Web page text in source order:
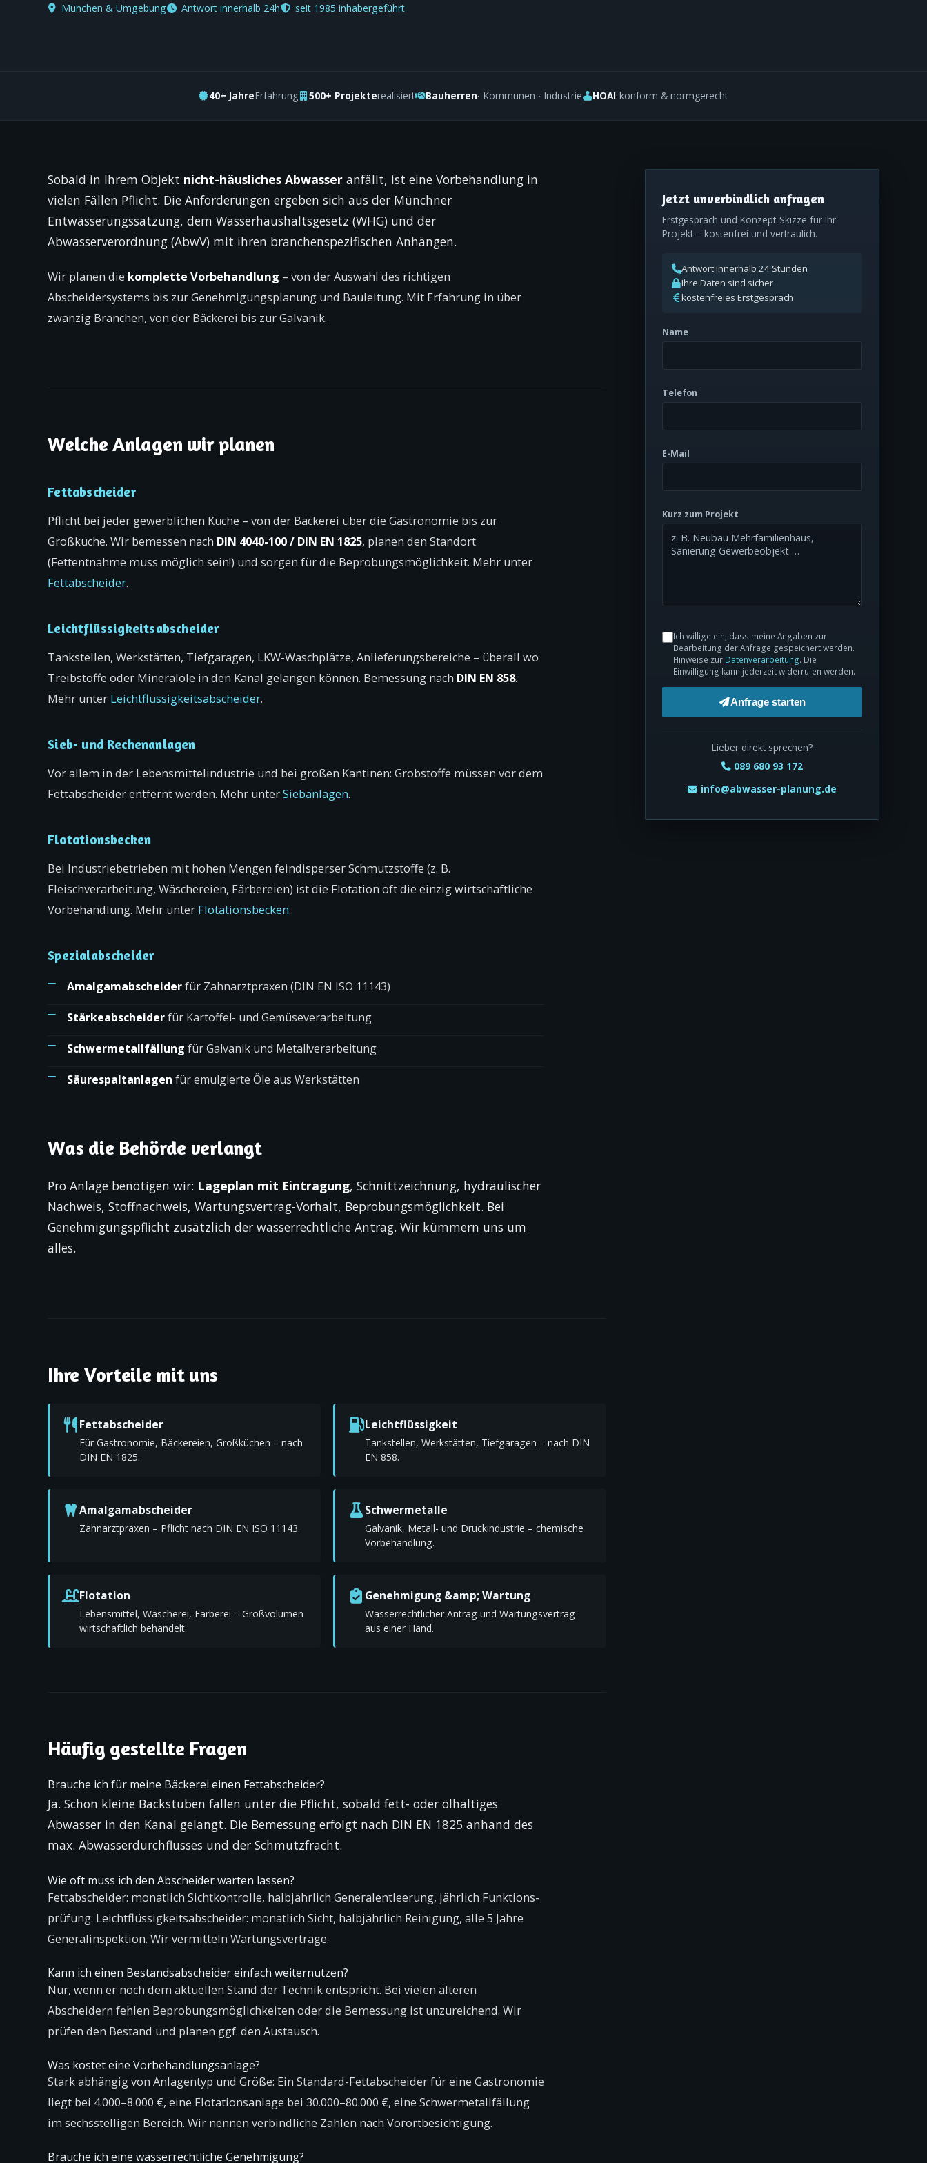
München & Umgebung Antwort innerhalb 24h seit 1985 inhabergeführt
40+ JahreErfahrung 500+ Projekterealisiert Bauherren· Kommunen · Industrie HOAI-konform & normgerecht
Sobald in Ihrem Objekt nicht-häusliches Abwasser anfällt, ist eine Vorbehandlung in
vielen Fällen Pflicht. Die Anforderungen ergeben sich aus der Münchner
Entwässerungs­satzung, dem Wasserhaushaltsgesetz (WHG) und der
Abwasserverordnung (AbwV) mit ihren branchenspezifischen Anhängen.
Wir planen die komplette Vorbehandlung – von der Auswahl des richtigen
Abscheidersystems bis zur Genehmigungs­planung und Bauleitung. Mit Erfahrung in über
zwanzig Branchen, von der Bäckerei bis zur Galvanik.
Welche Anlagen wir planen
Fettabscheider
Pflicht bei jeder gewerblichen Küche – von der Bäckerei über die Gastronomie bis zur
Großküche. Wir bemessen nach DIN 4040-100 / DIN EN 1825, planen den Standort
(Fettentnahme muss möglich sein!) und sorgen für die Beprobungs­möglichkeit. Mehr unter
Fettabscheider.
Leichtflüssigkeitsabscheider
Tankstellen, Werkstätten, Tiefgaragen, LKW-Waschplätze, Anlieferungs­bereiche – überall wo
Treibstoffe oder Mineralöle in den Kanal gelangen können. Bemessung nach DIN EN 858.
Mehr unter Leichtflüssigkeits­abscheider.
Sieb- und Rechenanlagen
Vor allem in der Lebensmittelindustrie und bei großen Kantinen: Grobstoffe müssen vor dem
Fettabscheider entfernt werden. Mehr unterSiebanlagen.
Flotationsbecken
Bei Industriebetrieben mit hohen Mengen feindisperser Schmutzstoffe (z. B.
Fleischverarbeitung, Wäschereien, Färbereien) ist die Flotation oft die einzig wirtschaftliche
Vorbehandlung. Mehr unter Flotationsbecken.
Spezialabscheider
Amalgamabscheiderfür Zahnarztpraxen (DIN EN ISO 11143)
Stärkeabscheiderfür Kartoffel- und Gemüseverarbeitung
Schwermetallfällung für Galvanik und Metallverarbeitung
Säurespaltanlagen für emulgierte Öle aus Werkstätten
Was die Behörde verlangt
Pro Anlage benötigen wir: Lageplan mit Eintragung, Schnittzeichnung, hydraulischer
Nachweis, Stoff­nachweis, Wartungsvertrag-Vorhalt, Beprobungs­möglichkeit. Bei
Genehmigungspflicht zusätzlich der wasserrechtliche Antrag. Wir kümmern uns um
alles.
Ihre Vorteile mit uns
Fettabscheider
Für Gastronomie, Bäckereien, Großküchen – nach
DIN EN 1825.
Leichtflüssigkeit
Tankstellen, Werkstätten, Tiefgaragen – nach DIN
EN 858.
Amalgamabscheider
Zahnarztpraxen – Pflicht nach DIN EN ISO 11143.
Schwermetalle
Galvanik, Metall- und Druckindustrie – chemische
Vorbehandlung.
Flotation
Lebensmittel, Wäscherei, Färberei – Großvolumen
wirtschaftlich behandelt.
Genehmigung &amp; Wartung
Wasserrechtlicher Antrag und Wartungs­vertrag
aus einer Hand.
Häufig gestellte Fragen
Brauche ich für meine Bäckerei einen Fettabscheider?
Ja. Schon kleine Backstuben fallen unter die Pflicht, sobald fett- oder ölhaltiges
Abwasser in den Kanal gelangt. Die Bemessung erfolgt nach DIN EN 1825 anhand des
max. Abwasser­durchflusses und der Schmutzfracht.
Wie oft muss ich den Abscheider warten lassen?
Fettabscheider: monatlich Sichtkontrolle, halbjährlich Generalentleerung, jährlich Funktions­
prüfung. Leichtflüssigkeitsabscheider: monatlich Sicht, halbjährlich Reinigung, alle 5 Jahre
Generalinspektion. Wir vermitteln Wartungsverträge.
Kann ich einen Bestandsabscheider einfach weiternutzen?
Nur, wenn er noch dem aktuellen Stand der Technik entspricht. Bei vielen älteren
Abscheidern fehlen Beprobungs­möglichkeiten oder die Bemessung ist unzureichend. Wir
prüfen den Bestand und planen ggf. den Austausch.
Was kostet eine Vorbehandlungsanlage?
Stark abhängig von Anlagentyp und Größe: Ein Standard-Fettabscheider für eine Gastronomie
liegt bei 4.000–8.000 €, eine Flotationsanlage bei 30.000–80.000 €, eine Schwermetallfällung
im sechsstelligen Bereich. Wir nennen verbindliche Zahlen nach Vorortbesichtigung.
Brauche ich eine wasserrechtliche Genehmigung?
Jetzt unverbindlich anfragen
Erstgespräch und Konzept-Skizze für Ihr
Projekt – kostenfrei und vertraulich.
Antwort innerhalb 24 Stunden
Ihre Daten sind sicher
kostenfreies Erstgespräch
Name
Telefon
E-Mail
Kurz zum Projekt
Ich willige ein, dass meine Angaben zur
Bearbeitung der Anfrage gespeichert werden.
Hinweise zur Datenverarbeitung. Die
Einwilligung kann jederzeit widerrufen werden.
Anfrage starten
Lieber direkt sprechen?
089 680 93 172
info@abwasser-planung.de